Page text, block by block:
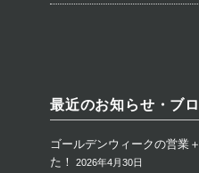
最近のお知らせ・ブ
ゴールデンウィークの営業
た！
2026年4月30日